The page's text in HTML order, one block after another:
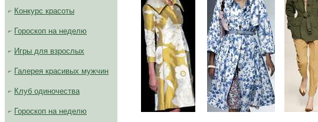
Конкурс красоты
Гороскоп на неделю
Игры для взрослых
Галерея красивых мужчин
Клуб одиночества
Гороскоп на неделю